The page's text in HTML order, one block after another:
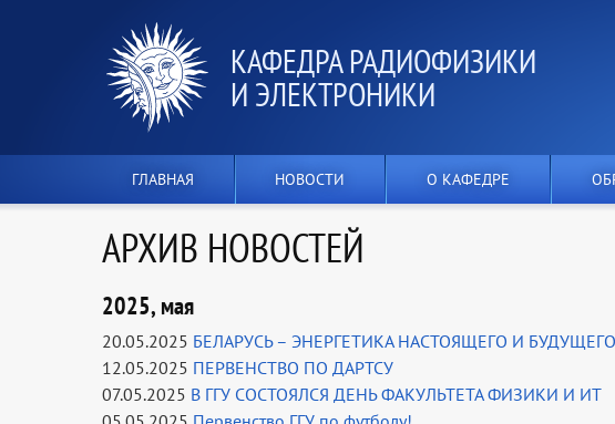
КАФЕДРА РАДИОФИЗИКИ
И ЭЛЕКТРОНИКИ
ГЛАВНАЯ НОВОСТИ О КАФЕДРЕ
АРХИВ НОВОСТЕЙ
2025, мая
20.05.2025 БЕЛАРУСЬ – ЭНЕРГЕТИКА НАСТОЯЩЕГО И БУДУЩЕГО
12.05.2025 ПЕРВЕНСТВО ПО ДАРТСУ
07.05.2025 В ГГУ СОСТОЯЛСЯ ДЕНЬ ФАКУЛЬТЕТА ФИЗИКИ И ИТ